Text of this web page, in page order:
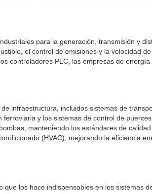
para la generación, transmisión y
el control de emisiones y la velocidad
controladores PLC, las empresas de
infraestructura, incluidos sistemas de
y los sistemas de control de
manteniendo los estándares de
(HVAC), mejorando la eficiencia
los hace indispensables en los sistemas